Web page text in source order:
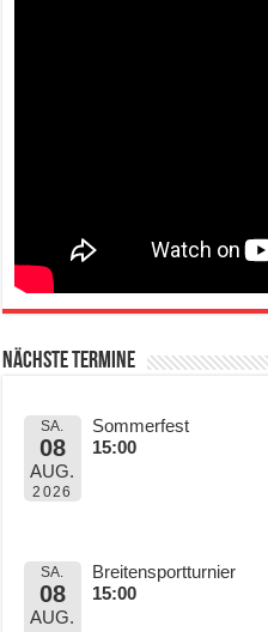
Nächste Termine
SA.
08
AUG.
2026
Sommerfest
15:00
SA.
08
AUG.
Breitensportturnier
15:00